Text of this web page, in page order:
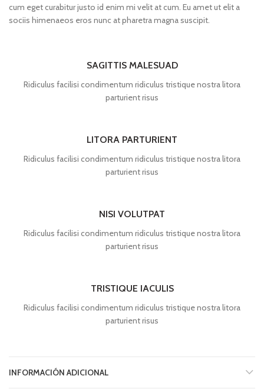
cum eget curabitur justo id enim mi velit at cum. Eu amet ut elit a
sociis himenaeos eros nunc at pharetra magna suscipit.
SAGITTIS MALESUAD
Ridiculus facilisi condimentum ridiculus tristique nostra litora
parturient risus
LITORA PARTURIENT
Ridiculus facilisi condimentum ridiculus tristique nostra litora
parturient risus
NISI VOLUTPAT
Ridiculus facilisi condimentum ridiculus tristique nostra litora
parturient risus
TRISTIQUE IACULIS
Ridiculus facilisi condimentum ridiculus tristique nostra litora
parturient risus
INFORMACIÓN ADICIONAL